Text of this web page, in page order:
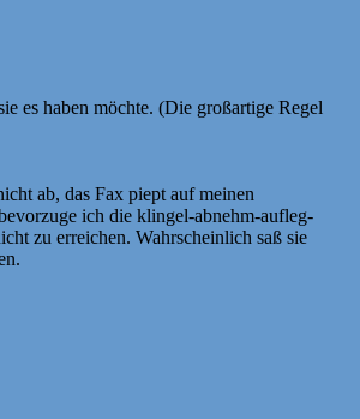
es haben möchte. (Die großartige Regel
ab, das Fax piept auf meinen
ich die klingel-abnehm-aufleg-
zu erreichen. Wahrscheinlich saß sie